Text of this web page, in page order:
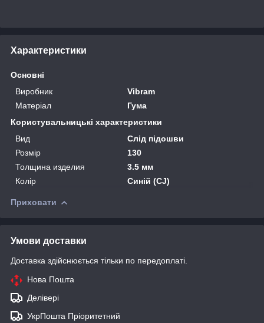
Характеристики
Основні
Виробник
Vibram
Матеріал
Гума
Користувальницькі характеристики
Вид
Слід підошви
Розмір
130
Толщина изделия
3.5 мм
Колір
Синій (CJ)
Приховати
Умови доставки
Доставка здійснюється тільки по передоплаті.
Нова Пошта
Делівері
УкрПошта Пріоритетний